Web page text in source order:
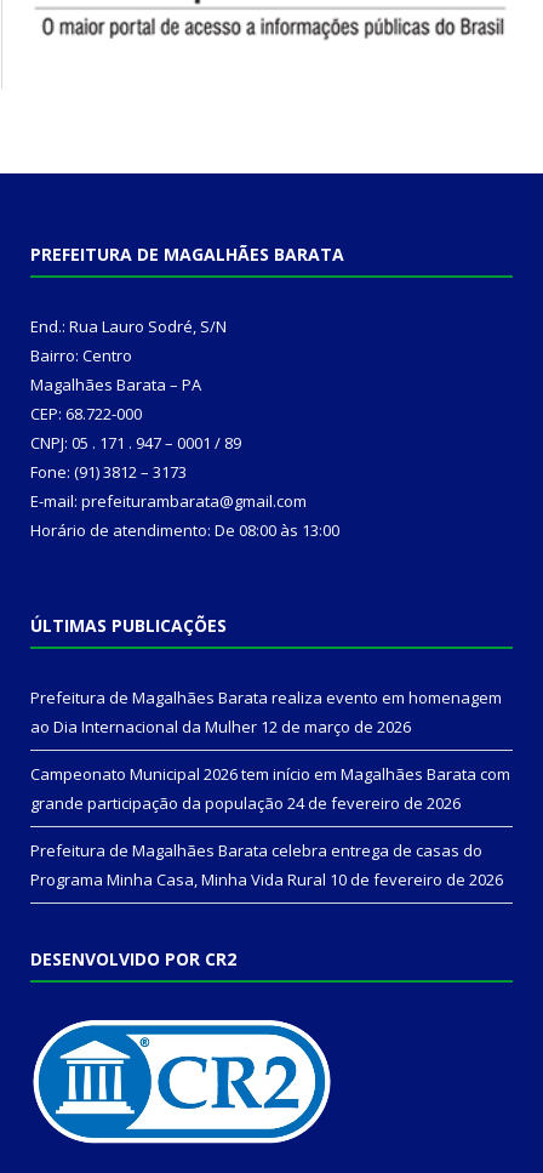
PREFEITURA DE MAGALHÃES BARATA
End.: Rua Lauro Sodré, S/N
Bairro: Centro
Magalhães Barata – PA
CEP: 68.722-000
CNPJ: 05 . 171 . 947 – 0001 / 89
Fone: (91) 3812 – 3173
E-mail: prefeiturambarata@gmail.com
Horário de atendimento: De 08:00 às 13:00
ÚLTIMAS PUBLICAÇÕES
Prefeitura de Magalhães Barata realiza evento em homenagem
ao Dia Internacional da Mulher 12 de março de 2026
Campeonato Municipal 2026 tem início em Magalhães Barata com
grande participação da população 24 de fevereiro de 2026
Prefeitura de Magalhães Barata celebra entrega de casas do
Programa Minha Casa, Minha Vida Rural 10 de fevereiro de 2026
DESENVOLVIDO POR CR2